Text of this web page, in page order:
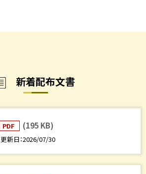
新着配布文書
PDF (195 KB)
更新日 2026/07/30